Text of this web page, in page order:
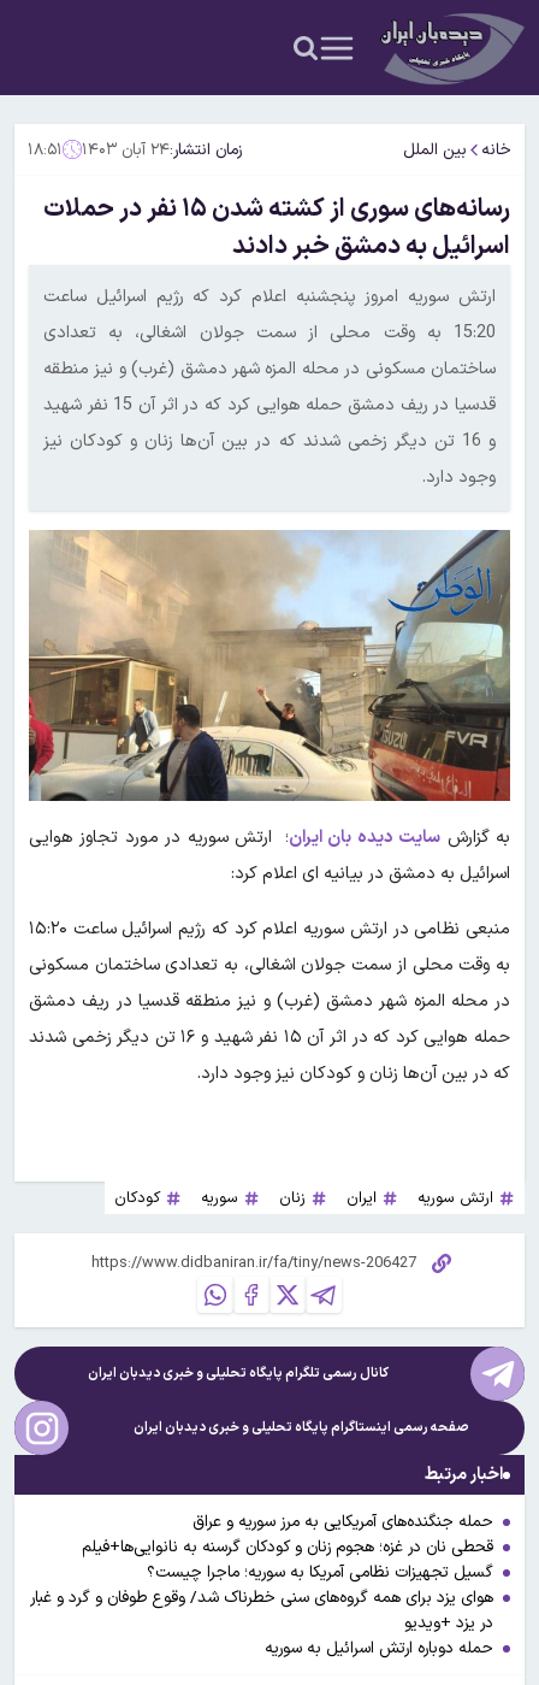
خانه بین الملل زمان انتشار:۲۴ آبان ۱۴۰۳ ۱۸:۵۱
رسانه‌های سوری از کشته شدن ۱۵ نفر در حملات
اسرائیل به دمشق خبر دادند
ارتش سوریه امروز پنجشنبه اعلام کرد که رژیم اسرائیل ساعت
15:20 به وقت محلی از سمت جولان اشغالی، به تعدادی
ساختمان مسکونی در محله المزه شهر دمشق (غرب) و نیز منطقه
قدسیا در ریف دمشق حمله هوایی کرد که در اثر آن 15 نفر شهید
و 16 تن دیگر زخمی شدند که در بین آن‌ها زنان و کودکان نیز
وجود دارد.
به گزارش سایت دیده بان ایران؛ ارتش سوریه در مورد تجاوز هوایی
اسرائیل به دمشق در بیانیه ای اعلام کرد:
منبعی نظامی در ارتش سوریه اعلام کرد که رژیم اسرائیل ساعت ۱۵:۲۰
به وقت محلی از سمت جولان اشغالی، به تعدادی ساختمان مسکونی
در محله المزه شهر دمشق (غرب) و نیز منطقه قدسیا در ریف دمشق
حمله هوایی کرد که در اثر آن ۱۵ نفر شهید و ۱۶ تن دیگر زخمی شدند
که در بین آن‌ها زنان و کودکان نیز وجود دارد.
ارتش سوریه ایران زنان سوریه کودکان
کانال رسمی تلگرام پایگاه تحلیلی و خبریدیدبان ایران
صفحه رسمی اینستاگرام پایگاه تحلیلی و خبریدیدبان ایران
اخبار مرتبط
حمله جنگنده‌های آمریکایی به مرز سوریه و عراق
قحطی نان در غزه؛ هجوم زنان و کودکان گرسنه به نانوایی‌ها+فیلم
گسیل تجهیزات نظامی آمریکا به سوریه؛ ماجرا چیست؟
هوای یزد برای همه گروه‌های سنی خطرناک شد/ وقوع طوفان و گرد و غبار
در یزد +ویدیو
حمله دوباره ارتش اسرائیل به سوریه